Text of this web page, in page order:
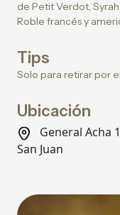
de Petit Verdot,
Roble francés y
Tips
Solo para retirar por
Ubicación
General Acha
San Juan